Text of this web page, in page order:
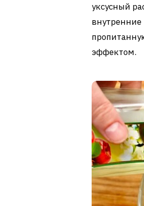
уксусный
внутренние
эффектом.